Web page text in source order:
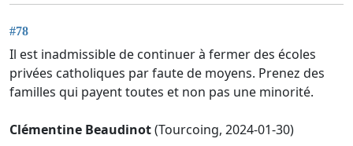
#78
Il est inadmissible de continuer à fermer des écoles
privées catholiques par faute de moyens. Prenez des
familles qui payent toutes et non pas une minorité.
Clémentine Beaudinot(Tourcoing, 2024-01-30)